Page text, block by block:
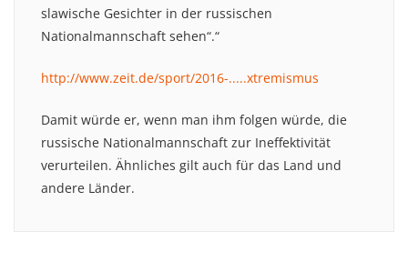
slawische Gesichter in der russischen
Nationalmannschaft sehen“.“
http://www.zeit.de/sport/2016-.....xtremismus
Damit würde er, wenn man ihm folgen würde, die
russische Nationalmannschaft zur Ineffektivität
verurteilen. Ähnliches gilt auch für das Land und
andere Länder.